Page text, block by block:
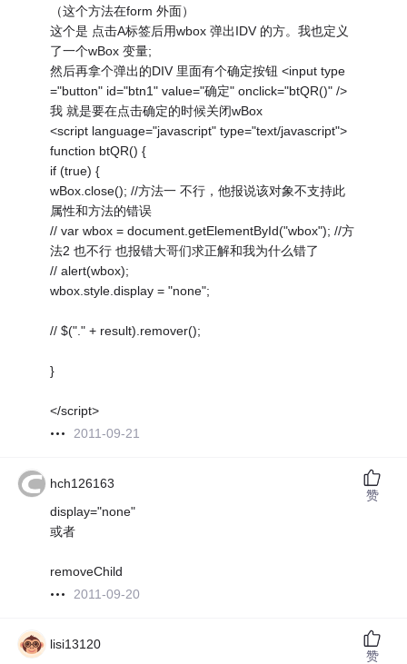
（这个方法在form 外面）
这个是 点击A标签后用wbox 弹出IDV 的方。我也定义
了一个wBox 变量;
然后再拿个弹出的DIV 里面有个确定按钮 <input type
="button" id="btn1" value="确定" onclick="btQR()" />
我 就是要在点击确定的时候关闭wBox
<script language="javascript" type="text/javascript">
function btQR() {
if (true) {
wBox.close(); //方法一 不行，他报说该对象不支持此
属性和方法的错误
// var wbox = document.getElementById("wbox"); //方
法2 也不行 也报错大哥们求正解和我为什么错了
// alert(wbox);
wbox.style.display = "none";
// $("." + result).remover();
}
</script>
2011-09-21
hch126163
display="none"
或者
removeChild
2011-09-20
赞
lisi13120
赞